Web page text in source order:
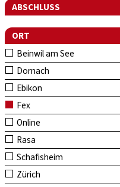
ABSCHLUSS
ORT
Beinwil am See
Dornach
Ebikon
Fex
Online
Rasa
Schafisheim
Zürich